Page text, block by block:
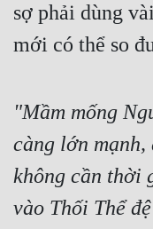
sợ phải dùng
mới có thể so
"Mầm mống
càng lớn mạnh,
không cần thời
vào Thối Thể